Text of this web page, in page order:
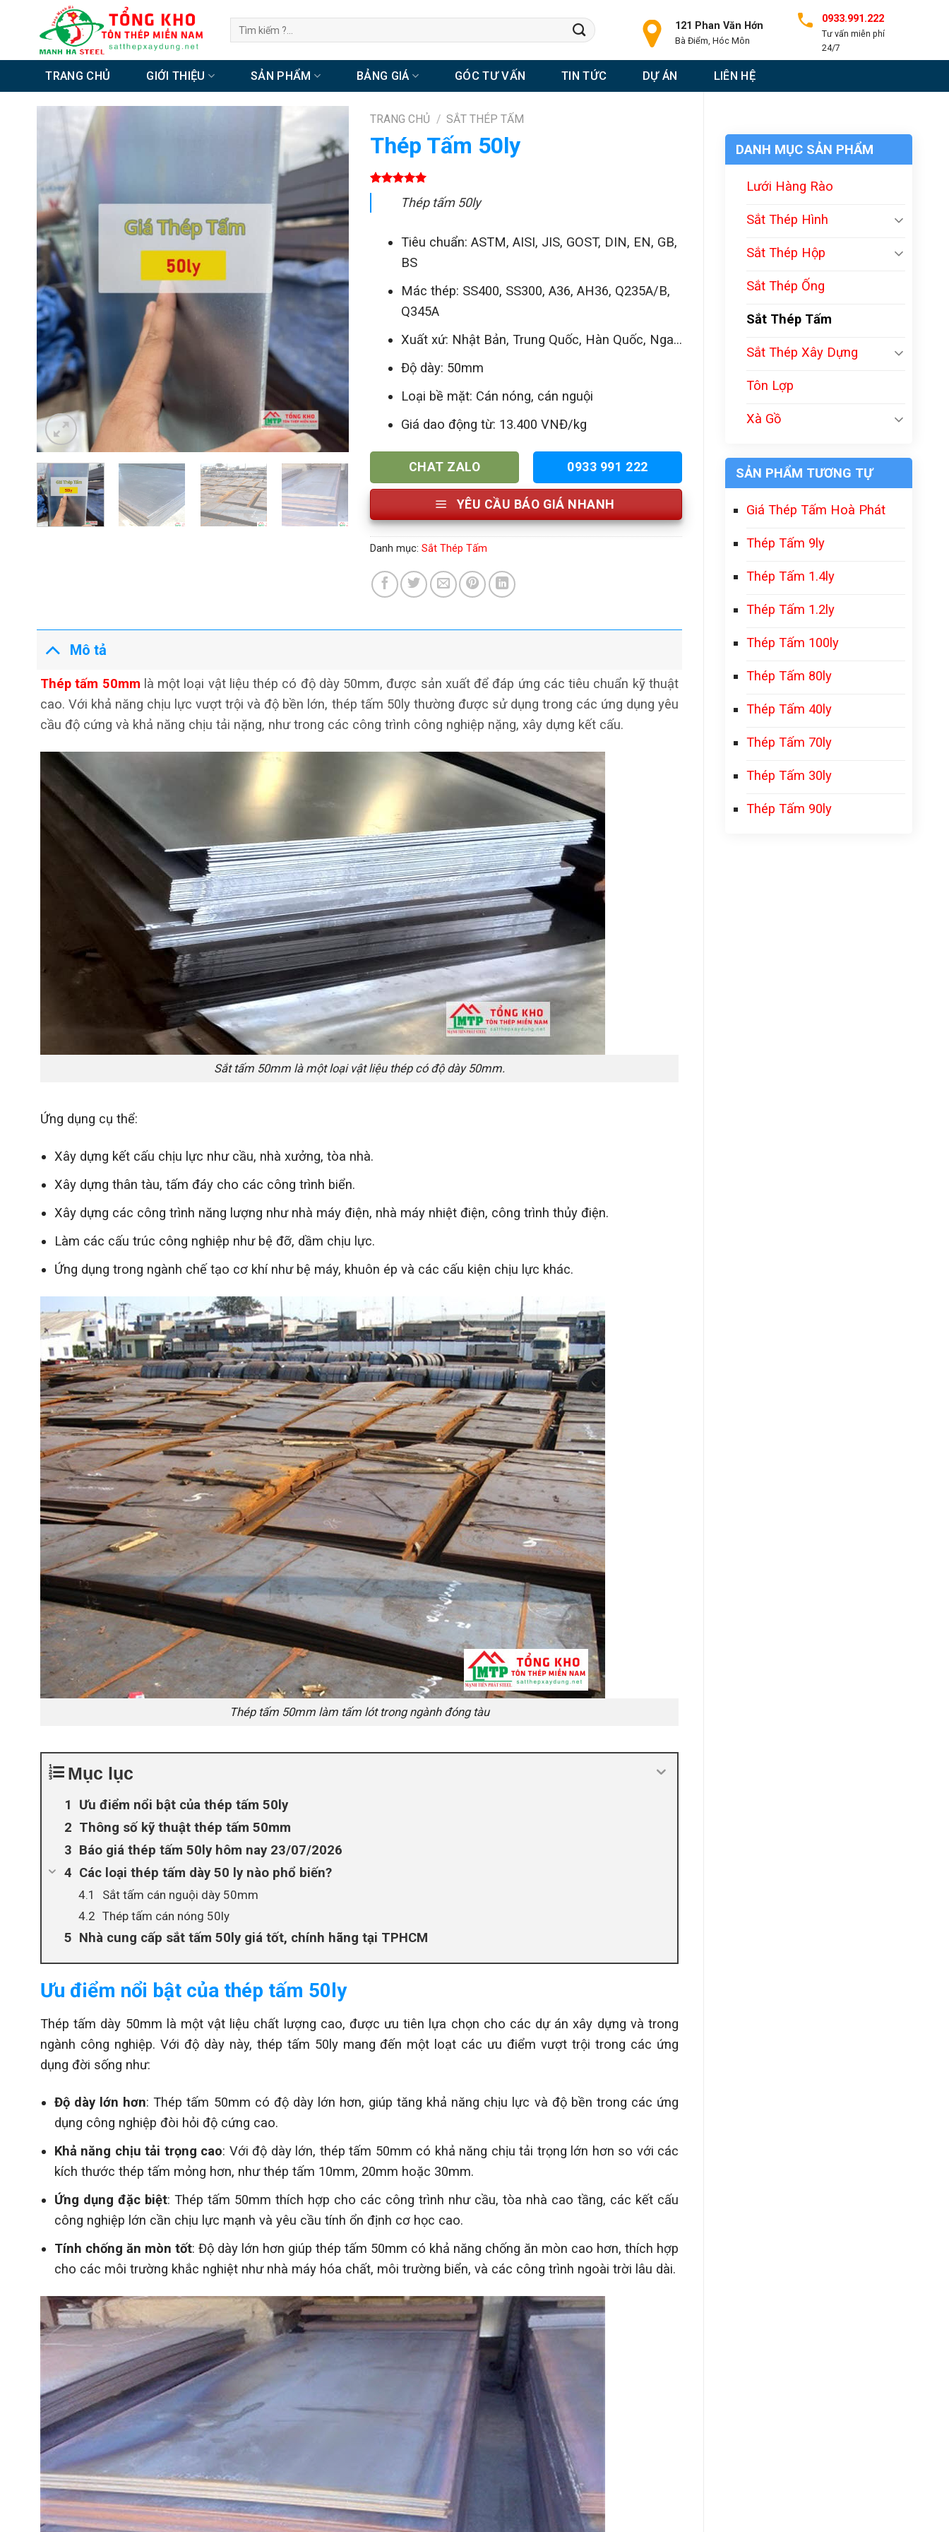
Tìm
kiếm:
121 Phan Văn Hớn
Bà Điểm, Hóc Môn
0933.991.222
Tư vấn miễn phí
24/7
TRANG CHỦ GIỚI THIỆU SẢN PHẨM BẢNG GIÁ GÓC TƯ VẤN TIN TỨC DỰ ÁN LIÊN HỆ
DANH MỤC SẢN PHẨM
Lưới Hàng Rào
Sắt Thép Hình
Sắt Thép Hộp
Sắt Thép Ống
Sắt Thép Tấm
Sắt Thép Xây Dựng
Tôn Lợp
Xà Gồ
SẢN PHẨM TƯƠNG TỰ
Giá Thép Tấm Hoà Phát
Thép Tấm 9ly
Thép Tấm 1.4ly
Thép Tấm 1.2ly
Thép Tấm 100ly
Thép Tấm 80ly
Thép Tấm 40ly
Thép Tấm 70ly
Thép Tấm 30ly
Thép Tấm 90ly
TRANG CHỦ / SẮT THÉP TẤM
Thép Tấm 50ly
5.00
dựa trên
1
Thép tấm 50ly
Tiêu chuẩn: ASTM, AISI, JIS, GOST, DIN, EN, GB,
BS
Mác thép: SS400, SS300, A36, AH36, Q235A/B,
Q345A
Xuất xứ: Nhật Bản, Trung Quốc, Hàn Quốc, Nga...
Độ dày: 50mm
Loại bề mặt: Cán nóng, cán nguội
Giá dao động từ: 13.400 VNĐ/kg
CHAT ZALO 0933 991 222
YÊU CẦU BÁO GIÁ NHANH
Danh mục: Sắt Thép Tấm
Mô tả
Thép tấm 50mm là một loại vật liệu thép có độ dày 50mm, được sản xuất để đáp ứng các tiêu chuẩn kỹ thuật
cao. Với khả năng chịu lực vượt trội và độ bền lớn, thép tấm 50ly thường được sử dụng trong các ứng dụng yêu
cầu độ cứng và khả năng chịu tải nặng, như trong các công trình công nghiệp nặng, xây dựng kết cấu.
Sắt tấm 50mm là một loại vật liệu thép có độ dày 50mm.
Ứng dụng cụ thể:
Xây dựng kết cấu chịu lực như cầu, nhà xưởng, tòa nhà.
Xây dựng thân tàu, tấm đáy cho các công trình biển.
Xây dựng các công trình năng lượng như nhà máy điện, nhà máy nhiệt điện, công trình thủy điện.
Làm các cấu trúc công nghiệp như bệ đỡ, dầm chịu lực.
Ứng dụng trong ngành chế tạo cơ khí như bệ máy, khuôn ép và các cấu kiện chịu lực khác.
Thép tấm 50mm làm tấm lót trong ngành đóng tàu
Mục lục
Ưu điểm nổi bật của thép tấm 50ly
Thông số kỹ thuật thép tấm 50mm
Báo giá thép tấm 50ly hôm nay 23/07/2026
Các loại thép tấm dày 50 ly nào phổ biến?
Sắt tấm cán nguội dày 50mm
Thép tấm cán nóng 50ly
Nhà cung cấp sắt tấm 50ly giá tốt, chính hãng tại TPHCM
Ưu điểm nổi bật của thép tấm 50ly
Thép tấm dày 50mm là một vật liệu chất lượng cao, được ưu tiên lựa chọn cho các dự án xây dựng và trong
ngành công nghiệp. Với độ dày này, thép tấm 50ly mang đến một loạt các ưu điểm vượt trội trong các ứng
dụng đời sống như:
Độ dày lớn hơn: Thép tấm 50mm có độ dày lớn hơn, giúp tăng khả năng chịu lực và độ bền trong các ứng
dụng công nghiệp đòi hỏi độ cứng cao.
Khả năng chịu tải trọng cao: Với độ dày lớn, thép tấm 50mm có khả năng chịu tải trọng lớn hơn so với các
kích thước thép tấm mỏng hơn, như thép tấm 10mm, 20mm hoặc 30mm.
Ứng dụng đặc biệt: Thép tấm 50mm thích hợp cho các công trình như cầu, tòa nhà cao tầng, các kết cấu
công nghiệp lớn cần chịu lực mạnh và yêu cầu tính ổn định cơ học cao.
Tính chống ăn mòn tốt: Độ dày lớn hơn giúp thép tấm 50mm có khả năng chống ăn mòn cao hơn, thích hợp
cho các môi trường khắc nghiệt như nhà máy hóa chất, môi trường biển, và các công trình ngoài trời lâu dài.